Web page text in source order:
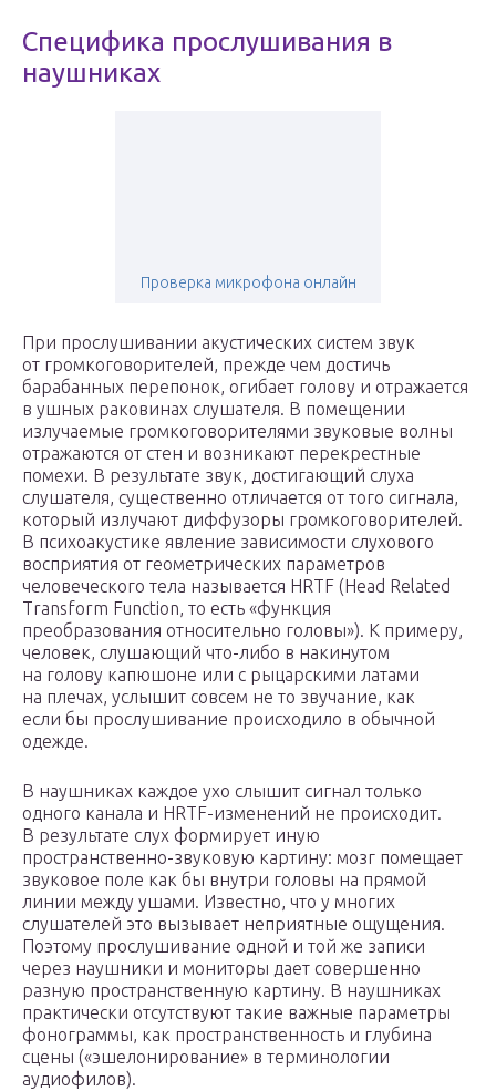
Специфика прослушивания в
наушниках
Проверка микрофона онлайн
При прослушивании акустических систем звук
от громкоговорителей, прежде чем достичь
барабанных перепонок, огибает голову и отражается
в ушных раковинах слушателя. В помещении
излучаемые громкоговорителями звуковые волны
отражаются от стен и возникают перекрестные
помехи. В результате звук, достигающий слуха
слушателя, существенно отличается от того сигнала,
который излучают диффузоры громкоговорителей.
В психоакустике явление зависимости слухового
восприятия от геометрических параметров
человеческого тела называется HRTF (Head Related
Transform Function, то есть «функция
преобразования относительно головы»). К примеру,
человек, слушающий что-либо в накинутом
на голову капюшоне или с рыцарскими латами
на плечах, услышит совсем не то звучание, как
если бы прослушивание происходило в обычной
одежде.
В наушниках каждое ухо слышит сигнал только
одного канала и HRTF-изменений не происходит.
В результате слух формирует иную
пространственно-звуковую картину: мозг помещает
звуковое поле как бы внутри головы на прямой
линии между ушами. Известно, что у многих
слушателей это вызывает неприятные ощущения.
Поэтому прослушивание одной и той же записи
через наушники и мониторы дает совершенно
разную пространственную картину. В наушниках
практически отсутствуют такие важные параметры
фонограммы, как пространственность и глубина
сцены («эшелонирование» в терминологии
аудиофилов).